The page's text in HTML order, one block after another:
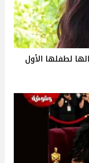
لطفلها الأول